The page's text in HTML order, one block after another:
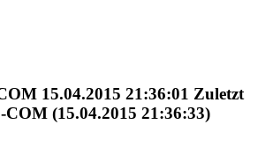
15.04.2015 21:36:01 Zuletzt
COM (15.04.2015 21:36:33)